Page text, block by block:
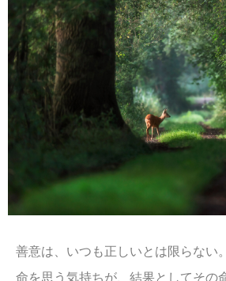
善意は、いつも正しいとは限らない。
命を思う気持ちが、結果としてその